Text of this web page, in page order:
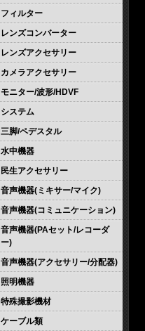
フィルター
レンズコンバーター
レンズアクセサリー
カメラアクセサリー
モニター/波形/HDVF
システム
三脚/ペデスタル
水中機器
民生アクセサリー
音声機器(ミキサー/マイク)
音声機器(コミュニケーション)
音声機器(PAセット/レコーダ
ー)
音声機器(アクセサリー/分配器)
照明機器
特殊撮影機材
ケーブル類